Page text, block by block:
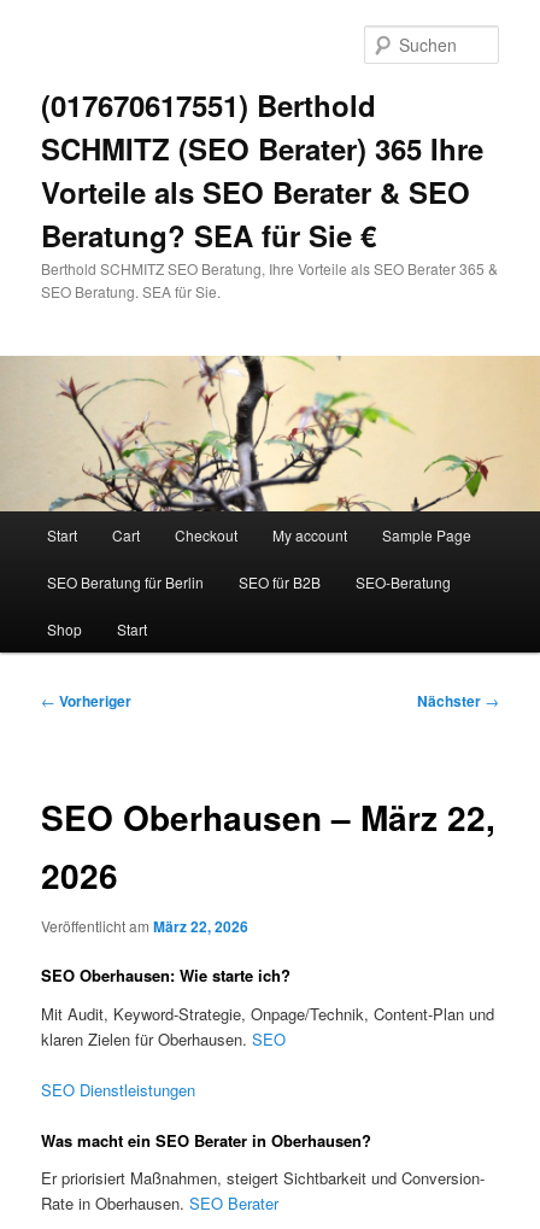
(017670617551) Berthold
SCHMITZ (SEO Berater) 365 Ihre
Vorteile als SEO Berater & SEO
Beratung? SEA für Sie €
Berthold SCHMITZ SEO Beratung, Ihre Vorteile als SEO Berater 365 &
SEO Beratung. SEA für Sie.
Start Cart Checkout My account Sample Page
SEO Beratung für Berlin SEO für B2B SEO-Beratung
Shop Start
Beitragsnavigation
← Vorheriger Nächster →
SEO Oberhausen – März 22,
2026
Veröffentlicht amMärz 22, 2026
SEO Oberhausen: Wie starte ich?
Mit Audit, Keyword-Strategie, Onpage/Technik, Content-Plan und
klaren Zielen für Oberhausen.SEO
SEO Dienstleistungen
Was macht ein SEO Berater in Oberhausen?
Er priorisiert Maßnahmen, steigert Sichtbarkeit und Conversion-
Rate in Oberhausen.SEO Berater